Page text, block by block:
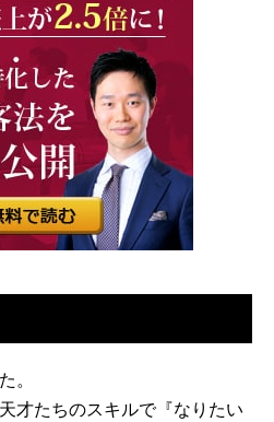
。
才たちのスキルで『なりたい